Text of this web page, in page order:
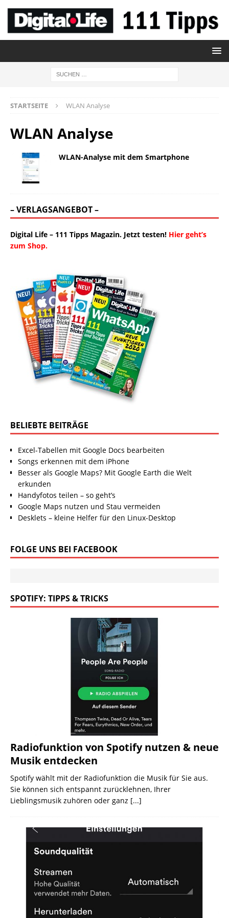
STARTSEITE WLAN Analyse
WLAN Analyse
WLAN-Analyse mit dem Smartphone
– VERLAGSANGEBOT –
Digital Life – 111 Tipps Magazin. Jetzt testen! Hier geht’s
zum Shop.
BELIEBTE BEITRÄGE
Excel-Tabellen mit Google Docs bearbeiten
Songs erkennen mit dem iPhone
Besser als Google Maps? Mit Google Earth die Welt
erkunden
Handyfotos teilen – so geht’s
Google Maps nutzen und Stau vermeiden
Desklets – kleine Helfer für den Linux-Desktop
FOLGE UNS BEI FACEBOOK
SPOTIFY: TIPPS & TRICKS
Radiofunktion von Spotify nutzen & neue
Musik entdecken
Spotify wählt mit der Radiofunktion die Musik für Sie aus.
Sie können sich entspannt zurücklehnen, Ihrer
Lieblingsmusik zuhören oder ganz [...]